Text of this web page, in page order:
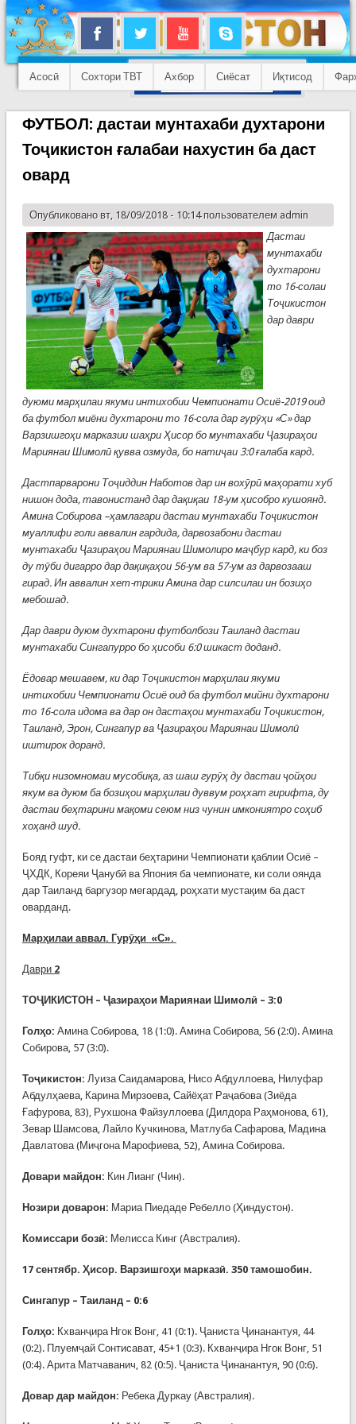
Асосӣ Сохтори ТВТ Ахбор Сиёсат Иқтисод
ФУТБОЛ: дастаи мунтахаби духтарони
Тоҷикистон ғалабаи нахустин ба даст
овард
Опубликовано вт, 18/09/2018 - 10:14 пользователем admin
Дастаи
мунтахаби
духтарони
то 16-солаи
Тоҷикистон
дар даври
дуюми марҳилаи якуми интихобии Чемпионати Осиё-2019 оид
ба футбол миёни духтарони то 16-сола дар гурӯҳи «С» дар
Варзишгоҳи марказии шаҳри Ҳисор бо мунтахаби Ҷазираҳои
Мариянаи Шимолӣ қувва озмуда, бо натиҷаи 3:0 ғалаба кард.
Дастпарварони Тоҷиддин Наботов дар ин вохӯрӣ маҳорати хуб
нишон дода, тавонистанд дар дақиқаи 18-ум ҳисобро кушоянд.
Амина Собирова –ҳамлагари дастаи мунтахаби Тоҷикистон
муаллифи голи аввалин гардида, дарвозабони дастаи
мунтахаби Ҷазираҳои Мариянаи Шимолиро маҷбур кард, ки боз
ду тӯби дигарро дар дақиқаҳои 56-ум ва 57-ум аз дарвозааш
гирад. Ин аввалин хет-трики Амина дар силсилаи ин бозиҳо
мебошад.
Дар даври дуюм духтарони футболбози Таиланд дастаи
мунтахаби Сингапурро бо ҳисоби 6:0 шикаст доданд.
Ёдовар мешавем, ки дар Тоҷикистон марҳилаи якуми
интихобии Чемпионати Осиё оид ба футбол мийни духтарони
то 16-сола идома ва дар он дастаҳои мунтахаби Тоҷикистон,
Таиланд, Эрон, Сингапур ва Ҷазираҳои Мариянаи Шимолӣ
иштирок доранд.
Тибқи низомномаи мусобиқа, аз шаш гурӯҳ ду дастаи ҷойҳои
якум ва дуюм ба бозиҳои марҳилаи дуввум роҳхат гирифта, ду
дастаи беҳтарини мақоми сеюм низ чунин имкониятро соҳиб
хоҳанд шуд.
Бояд гуфт, ки се дастаи беҳтарини Чемпионати қаблии Осиё –
ҶХДК, Кореяи Ҷанубӣ ва Япония ба чемпионате, ки соли оянда
дар Таиланд баргузор мегардад, роҳхати мустақим ба даст
оварданд.
Марҳилаи аввал. Гурӯҳи «С».
Даври 2
ТОҶИКИСТОН– Ҷазираҳои Мариянаи Шимолӣ – 3:0
Голҳо: Амина Собирова, 18 (1:0). Амина Собирова, 56 (2:0). Амина
Собирова, 57 (3:0).
Тоҷикистон: Луиза Саидамарова, Нисо Абдуллоева, Нилуфар
Абдулҳаева, Карина Мирзоева, Сайёҳат Раҷабова (Зиёда
Ғафурова, 83), Рухшона Файзуллоева (Дилдора Раҳмонова, 61),
Зевар Шамсова, Лайло Кучкинова, Матлуба Сафарова, Мадина
Давлатова (Миҷгона Марофиева, 52), Амина Собирова.
Довари майдон: Кин Лианг (Чин).
Нозири доварон: Мариа Пиедаде Ребелло (Ҳиндустон).
Комиссари бозӣ: Мелисса Кинг (Австралия).
17 сентябр. Ҳисор. Варзишгоҳи марказӣ. 350 тамошобин.
Сингапур – Таиланд – 0:6
Голҳо: Кхванҷира Нгок Вонг, 41 (0:1). Ҷаниста Ҷинанантуя, 44
(0:2). Плуемҷай Сонтисават, 45+1 (0:3). Кхванҷира Нгок Вонг, 51
(0:4). Арита Матчаванич, 82 (0:5). Ҷаниста Ҷинанантуя, 90 (0:6).
Довар дар майдон: Ребека Дуркау (Австралия).